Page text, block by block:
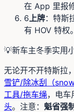
在 App 里报
6 上牌：特斯
有 HOV 特权。
💡新车主冬季实用
无论开不开特斯拉
雪铲/除冰刮（
工具/拖车绳，电车
头。注意： 魁省强